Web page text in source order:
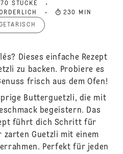
70 STÜCKE
230 MIN
Dieses einfache Rezept
zu backen. Probiere es
frisch aus dem Ofen!
Butterguetzli, die mit
begeistern. Das
führt dich Schritt für
Guetzli mit einem
Perfekt für jeden